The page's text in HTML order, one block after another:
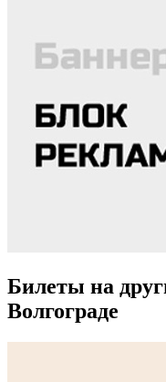
Билеты на
Волгограде